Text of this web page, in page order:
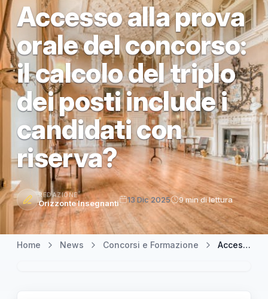
Accesso alla prova
orale del concorso:
il calcolo del triplo
dei posti include i
candidati con
riserva?
REDAZIONE
Orizzonte Insegnanti 13 Dic 2025 9 min di lettura
Home News Concorsi e Formazione Accesso alla prova orale del concorso: il calcolo del triplo dei posti include i candidati con riserva?